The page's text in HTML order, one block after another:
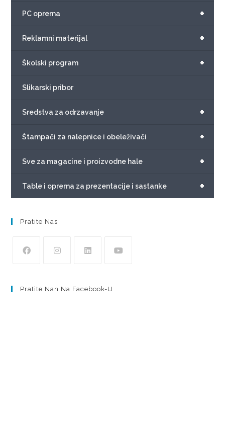
+
PC oprema
+
Reklamni materijal
+
Školski program
Slikarski pribor
+
Sredstva za odrzavanje
+
Štampači za nalepnice i obeleživači
+
Sve za magacine i proizvodne hale
+
Table i oprema za prezentacije i sastanke
Pratite Nas
Pratite Nan Na Facebook-U